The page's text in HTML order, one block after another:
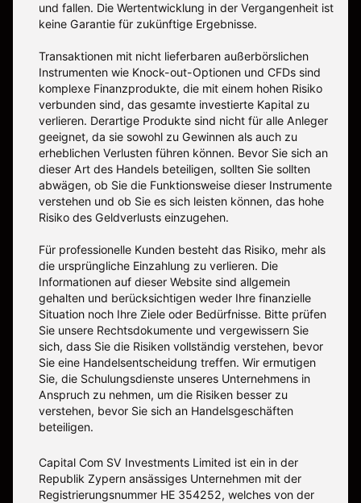
und fallen. Die Wertentwicklung in der Vergangenheit ist
keine Garantie für zukünftige Ergebnisse.
Transaktionen mit nicht lieferbaren außerbörslichen
Instrumenten wie Knock-out-Optionen und CFDs sind
komplexe Finanzprodukte, die mit einem hohen Risiko
verbunden sind, das gesamte investierte Kapital zu
verlieren. Derartige Produkte sind nicht für alle Anleger
geeignet, da sie sowohl zu Gewinnen als auch zu
erheblichen Verlusten führen können. Bevor Sie sich an
dieser Art des Handels beteiligen, sollten Sie sollten
abwägen, ob Sie die Funktionsweise dieser Instrumente
verstehen und ob Sie es sich leisten können, das hohe
Risiko des Geldverlusts einzugehen.
Für professionelle Kunden besteht das Risiko, mehr als
die ursprüngliche Einzahlung zu verlieren. Die
Informationen auf dieser Website sind allgemein
gehalten und berücksichtigen weder Ihre finanzielle
Situation noch Ihre Ziele oder Bedürfnisse. Bitte prüfen
Sie unsere Rechtsdokumente und vergewissern Sie
sich, dass Sie die Risiken vollständig verstehen, bevor
Sie eine Handelsentscheidung treffen. Wir ermutigen
Sie, die Schulungsdienste unseres Unternehmens in
Anspruch zu nehmen, um die Risiken besser zu
verstehen, bevor Sie sich an Handelsgeschäften
beteiligen.
Capital Com SV Investments Limited ist ein in der
Republik Zypern ansässiges Unternehmen mit der
Registrierungsnummer HE 354252, welches von der